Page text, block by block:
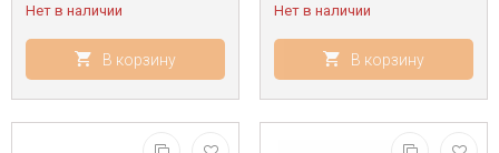
Нет в наличии
В корзину
Нет в наличии
В корзину